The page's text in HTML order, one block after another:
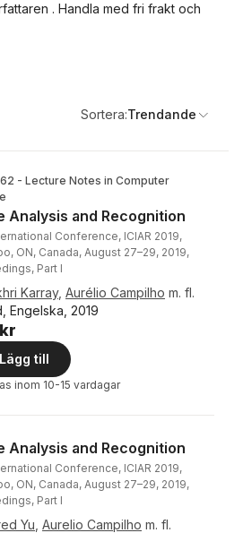
. Handla med fri frakt och
Sortera:Trendande
- Lecture Notes in Computer
Analysis and Recognition
Conference, ICIAR 2019,
ON, Canada, August 27–29, 2019,
Part I
Karray, Aurélio Campilho m. fl.
Engelska, 2019
Lägg till
inom 10-15 vardagar
Analysis and Recognition
Conference, ICIAR 2019,
ON, Canada, August 27–29, 2019,
Part I
Yu Aurelio Campilho m. fl.